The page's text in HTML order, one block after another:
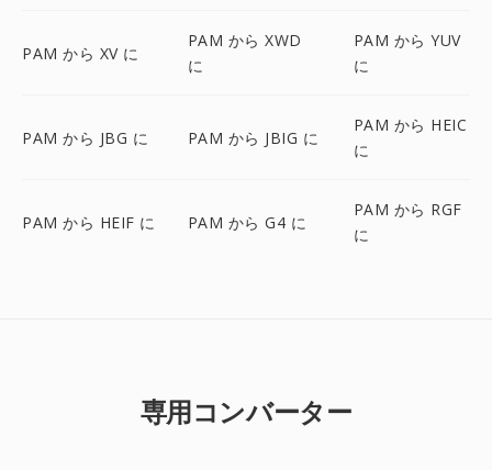
PAM から XV に
PAM から XWD
に
PAM から YUV
に
PAM から JBG に PAM から JBIG に
PAM から HEIC
に
PAM から HEIF に PAM から G4 に
PAM から RGF
に
専用コンバーター